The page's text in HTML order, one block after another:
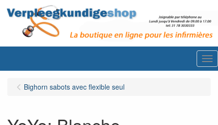
Bighorn sabots avec flexible seul